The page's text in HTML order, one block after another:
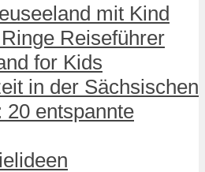
mit Kind
Reiseführer
for Kids
in der Sächsischen
20 entspannte